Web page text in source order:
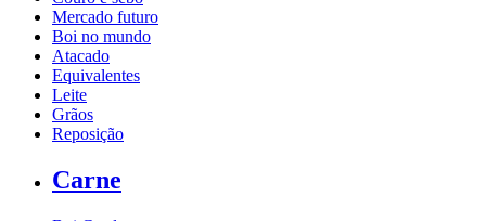
Mercado futuro
Boi no mundo
Atacado
Equivalentes
Leite
Grãos
Reposição
Carne